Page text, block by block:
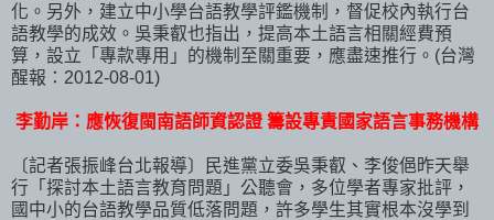
化。另外，建立中小學台語教學評鑑機制，督促校內執行台
語教學的成效。吳秉叡也指出，提高本土語言相關經費預
算，設立「專款專用」的機制至關重要，應盡速推行。(台灣
醒報：2012-08-01)
李勤岸：應恢復閩南語師資認證 籌設專責國家語言事務機構
〔記者張振峰台北報導〕民進黨立委吳秉叡、李俊俋昨天舉
行「探討本土語言教育問題」公聽會，多位學者專家批評，
國中小的台語教學品質低落問題，許多學生其實根本沒學到